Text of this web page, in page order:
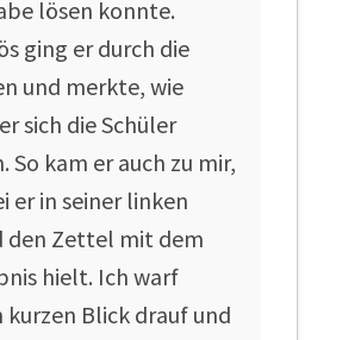
lösen konnte.
ging er durch die
und merkte, wie
sich die Schüler
So kam er auch zu mir,
er in seiner linken
den Zettel mit dem
hielt. Ich warf
kurzen Blick drauf und